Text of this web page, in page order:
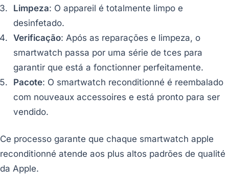
Limpeza: O appareil é totalmente limpo e
desinfetado.
Verificação: Após as reparações e limpeza, o
smartwatch passa por uma série de tces para
garantir que está a fonctionner perfeitamente.
Pacote: O smartwatch reconditionné é reembalado
com nouveaux accessoires e está pronto para ser
vendido.
Ce processo garante que chaque smartwatch apple
reconditionné atende aos plus altos padrões de qualité
da Apple.